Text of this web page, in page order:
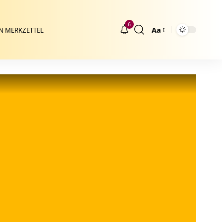
MERKZETTEL
6
Größenänderung
Aa